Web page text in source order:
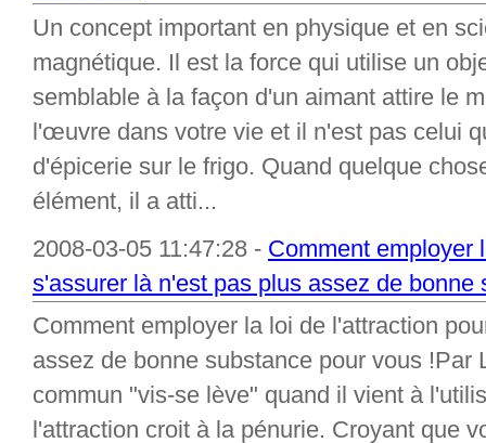
Un concept important en physique et en
magnétique. Il est la force qui utilise un
semblable à la façon d'un aimant attire le
l'œuvre dans votre vie et il n'est pas celui
d'épicerie sur le frigo. Quand quelque
élément, il a atti...
2008-03-05 11:47:28 - Comment employer
s'assurer là n'est pas plus assez de bonne
Comment employer la loi de l'attraction
assez de bonne substance pour vous !Par
commun "vis-se lève" quand il vient à
l'attraction croit à la pénurie. Croyant que